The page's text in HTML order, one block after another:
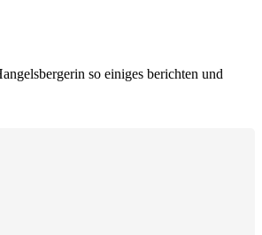
so einiges berichten und